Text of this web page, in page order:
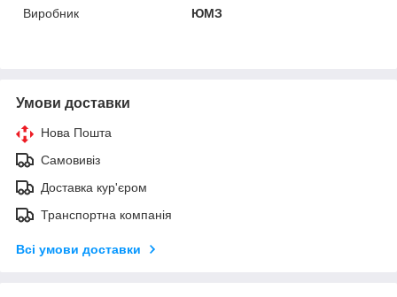
Виробник
ЮМЗ
Умови доставки
Нова Пошта
Самовивіз
Доставка кур'єром
Транспортна компанія
Всі умови доставки